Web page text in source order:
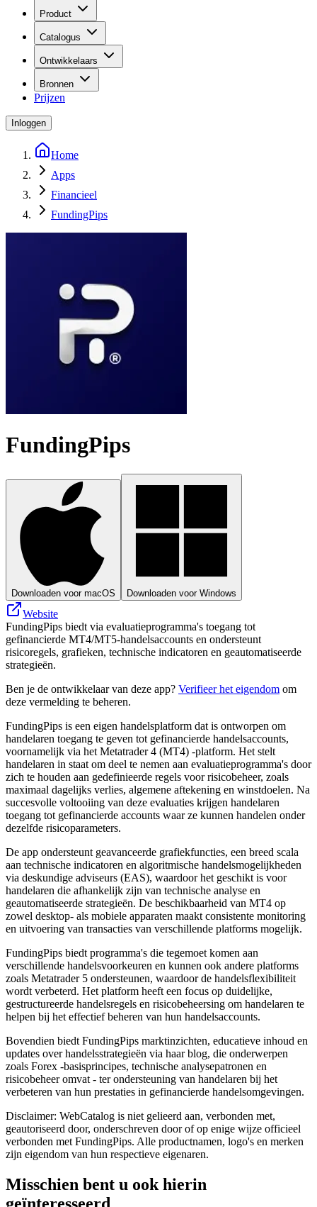
Product
Catalogus
Ontwikkelaars
Bronnen
Prijzen
Inloggen
Home
Apps
Financieel
FundingPips
FundingPips
Downloaden voor macOS Downloaden voor Windows
Website
FundingPips biedt via evaluatieprogramma's toegang tot
gefinancierde MT4/MT5-handelsaccounts en ondersteunt
risicoregels, grafieken, technische indicatoren en geautomatiseerde
strategieën.
Ben je de ontwikkelaar van deze app? Verifieer het eigendom om
deze vermelding te beheren.
FundingPips is een eigen handelsplatform dat is ontworpen om
handelaren toegang te geven tot gefinancierde handelsaccounts,
voornamelijk via het Metatrader 4 (MT4) -platform. Het stelt
handelaren in staat om deel te nemen aan evaluatieprogramma's door
zich te houden aan gedefinieerde regels voor risicobeheer, zoals
maximaal dagelijks verlies, algemene aftekening en winstdoelen. Na
succesvolle voltooiing van deze evaluaties krijgen handelaren
toegang tot gefinancierde accounts waar ze kunnen handelen onder
dezelfde risicoparameters.
De app ondersteunt geavanceerde grafiekfuncties, een breed scala
aan technische indicatoren en algoritmische handelsmogelijkheden
via deskundige adviseurs (EAS), waardoor het geschikt is voor
handelaren die afhankelijk zijn van technische analyse en
geautomatiseerde strategieën. De beschikbaarheid van MT4 op
zowel desktop- als mobiele apparaten maakt consistente monitoring
en uitvoering van transacties van verschillende platforms mogelijk.
FundingPips biedt programma's die tegemoet komen aan
verschillende handelsvoorkeuren en kunnen ook andere platforms
zoals Metatrader 5 ondersteunen, waardoor de handelsflexibiliteit
wordt verbeterd. Het platform heeft een focus op duidelijke,
gestructureerde handelsregels en risicobeheersing om handelaren te
helpen bij het effectief beheren van hun handelsaccounts.
Bovendien biedt FundingPips marktinzichten, educatieve inhoud en
updates over handelsstrategieën via haar blog, die onderwerpen
zoals Forex -basisprincipes, technische analysepatronen en
risicobeheer omvat - ter ondersteuning van handelaren bij het
verbeteren van hun prestaties in gefinancierde handelsomgevingen.
Disclaimer: WebCatalog is niet gelieerd aan, verbonden met,
geautoriseerd door, onderschreven door of op enige wijze officieel
verbonden met FundingPips. Alle productnamen, logo's en merken
zijn eigendom van hun respectieve eigenaren.
Misschien bent u ook hierin
geïnteresseerd